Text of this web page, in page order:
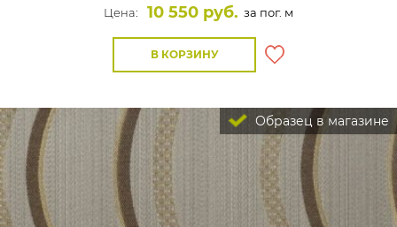
Цена:
10 550 руб. за пог. м
В КОРЗИНУ
Образец в магазине